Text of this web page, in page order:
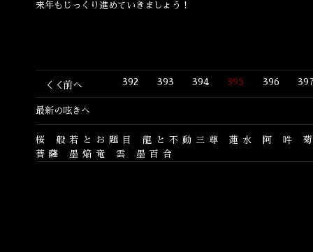
来年もじっくり進めていきましょう！
＜＜前へ 392 393 394 395 396
最新の呟きへ
桜 般若とお題目 龍と不動三尊 蓮水 阿 吽
菩薩
墨焔竜 雲 墨百合